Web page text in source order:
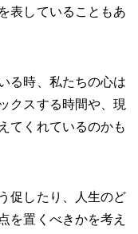
を表していることもあ
る時、私たちの心は
クスする時間や、現
てくれているのかも
促したり、人生のど
を置くべきかを考え